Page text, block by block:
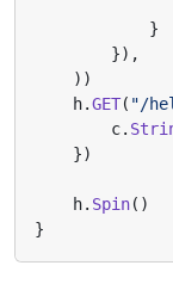
}
}),
))
h.GET( "/
c.
})
h. Spin()
}